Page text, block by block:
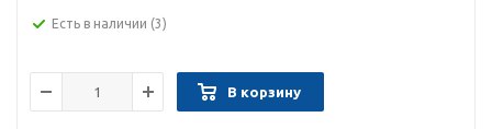
Есть в наличии (3)
В корзину